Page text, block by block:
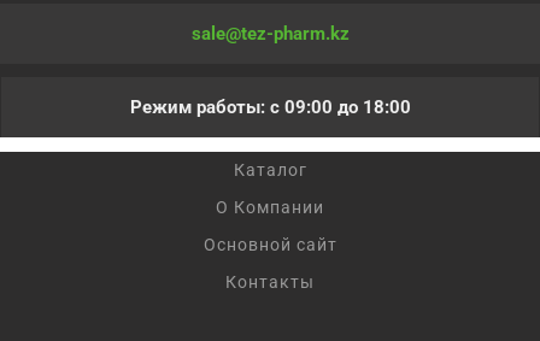
sale@tez-pharm.kz
Режим работы: с 09:00 до 18:00
Каталог
О Компании
Основной сайт
Контакты